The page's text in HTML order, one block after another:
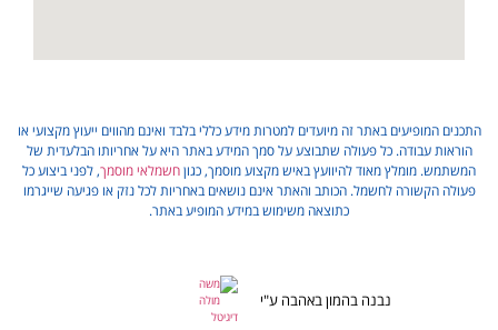
התכנים המופיעים באתר זה מיועדים למטרות מידע כללי בלבד ואינם מהווים ייעוץ מקצועי או
הוראות עבודה. כל פעולה שתבוצע על סמך המידע באתר היא על אחריותו הבלעדית של
המשתמש. מומלץ מאוד להיוועץ באיש מקצוע מוסמך, כגוןחשמלאי מוסמך, לפני ביצוע כל
פעולה הקשורה לחשמל. הכותב והאתר אינם נושאים באחריות לכל נזק או פגיעה שייגרמו
כתוצאה משימוש במידע המופיע באתר.
נבנה בהמון באהבה ע"י